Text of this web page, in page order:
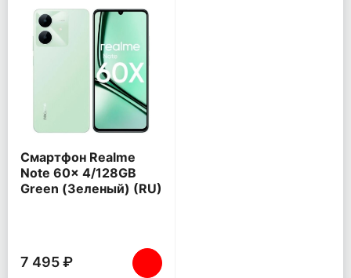
Смартфон Realme
Note 60x 4/128GB
Green (Зеленый) (RU)
7 495 ₽